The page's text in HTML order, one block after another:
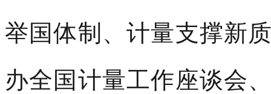
举国体制、计量支撑新
办全国计量工作座谈会